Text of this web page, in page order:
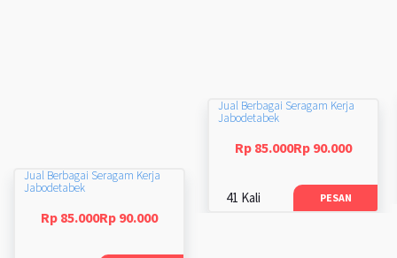
Jual Berbagai Seragam Kerja
Jabodetabek
Rp 85.000Rp 90.000
41 Kali PESAN
Jual Berbagai Seragam Kerja
Jabodetabek
Rp 85.000Rp 90.000